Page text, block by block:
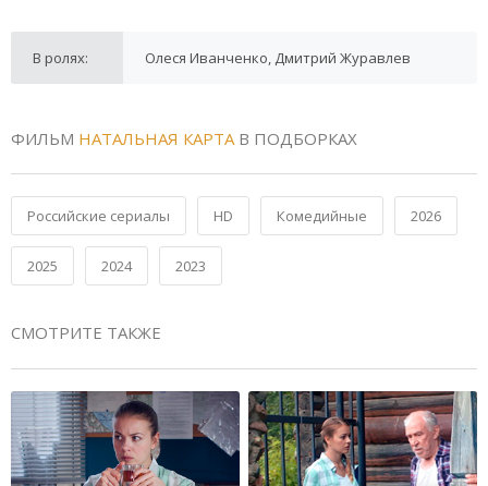
В ролях: Олеся Иванченко, Дмитрий Журавлев
ФИЛЬМ НАТАЛЬНАЯ КАРТАВ ПОДБОРКАХ
Российские сериалы HD Комедийные 2026
2025 2024 2023
СМОТРИТЕ ТАКЖЕ